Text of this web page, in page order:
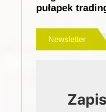
pułapek
Newsletter